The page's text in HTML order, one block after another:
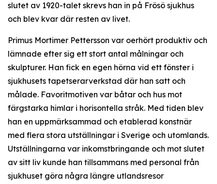
slutet av 1920-talet skrevs han in på Frösö sjukhus
och blev kvar där resten av livet.
Primus Mortimer Pettersson var oerhört produktiv och
lämnade efter sig ett stort antal målningar och
skulpturer. Han fick en egen hörna vid ett fönster i
sjukhusets tapetserarverkstad där han satt och
målade. Favoritmotiven var båtar och hus mot
färgstarka himlar i horisontella stråk. Med tiden blev
han en uppmärksammad och etablerad konstnär
med flera stora utställningar i Sverige och utomlands.
Utställningarna var inkomstbringande och mot slutet
av sitt liv kunde han tillsammans med personal från
sjukhuset göra några längre utlandsresor